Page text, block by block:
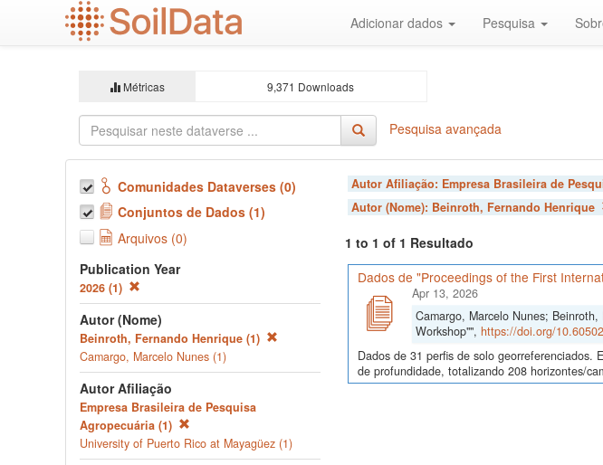
Adicionar dados Pesquisa
Métricas 9,371 Downloads
Pesquisa avançada
Comunidades Dataverses (0)
Conjuntos de Dados (1)
Arquivos (0)
Publication Year
2026 (1)
Autor (Nome)
Beinroth, Fernando Henrique (1)
Camargo, Marcelo Nunes (1)
Autor Afiliação
Empresa Brasileira de Pesquisa
Agropecuária (1)
University of Puerto Rico at Mayagüez (1)
Autor Afiliação: Empresa Brasileira de
Autor (Nome): Beinroth, Fernando Henrique
1 to 1 of 1 Resultado
Dados de "Proceedings of the First
Apr 13, 2026
Camargo, Marcelo Nunes;
Workshop"", https://doi.org/
Dados de 31 perfis de solo georreferenciados.
de profundidade, totalizando 208 horizontes/